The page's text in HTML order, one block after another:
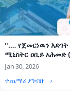
".... የጀመርነዉን
ሚኒስትር ዐቢይ አሕመድ
Jan 30, 2026
ተጨማሪ ያንብቡ →